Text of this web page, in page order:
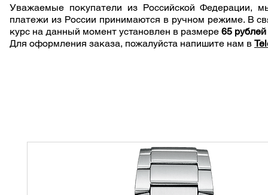
Уважаемые покупатели из Российской Федерации,
платежи из России принимаются в ручном режиме. В
курс на данный момент установлен в размере 65
Для оформления заказа, пожалуйста напишите нам в